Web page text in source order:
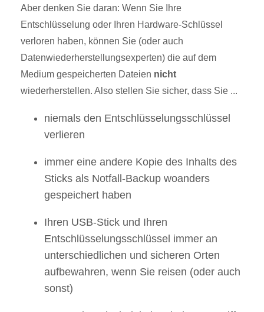
Aber denken Sie daran: Wenn Sie Ihre
Entschlüsselung oder Ihren Hardware-Schlüssel
verloren haben, können Sie (oder auch
Datenwiederherstellungsexperten) die auf dem
Medium gespeicherten Dateien nicht
wiederherstellen. Also stellen Sie sicher, dass Sie ...
niemals den Entschlüsselungsschlüssel
verlieren
immer eine andere Kopie des Inhalts des
Sticks als Notfall-Backup woanders
gespeichert haben
Ihren USB-Stick und Ihren
Entschlüsselungsschlüssel immer an
unterschiedlichen und sicheren Orten
aufbewahren, wenn Sie reisen (oder auch
sonst)